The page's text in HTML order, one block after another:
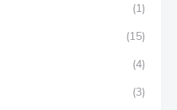
(1)
(15)
(4)
(3)